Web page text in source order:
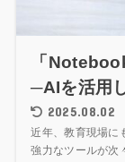
「
─AIを活用
2025.08.02
近年、教育現場に
強力なツールが次